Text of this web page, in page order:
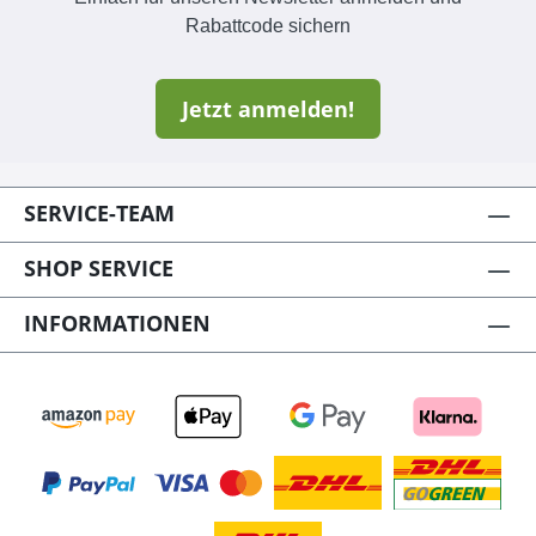
ANWENDUNG –
reinigen und 24 Std.
trocknen lassen. Losen
Rost oder Lack entfernen
auftragen. Trocknen
lassen und prüfen, ob
behandelte Flächen
seidenglänzend
sind. ERGIEBIGKEIT –
Rostschutz für viele
Hängt vom Zustand und
der Saugfähigkeit des
ab. HERGESTELLT IN
ANWENDUNG –
reinigen und 24 Std.
trocknen lassen.
Rost oder Lack
auftragen. Trocknen
lassen und prüfen,
behandelte Flächen
sind. ERGIEBIGKEIT –
Rostschutz für viele
Hängt vom Zustand
der Saugfähigkeit des
ab. HERGESTELLT IN
FRANKREICH - Made
Rabattcode sichern
Jetzt anmelden!
SERVICE-TEAM
SHOP SERVICE
INFORMATIONEN